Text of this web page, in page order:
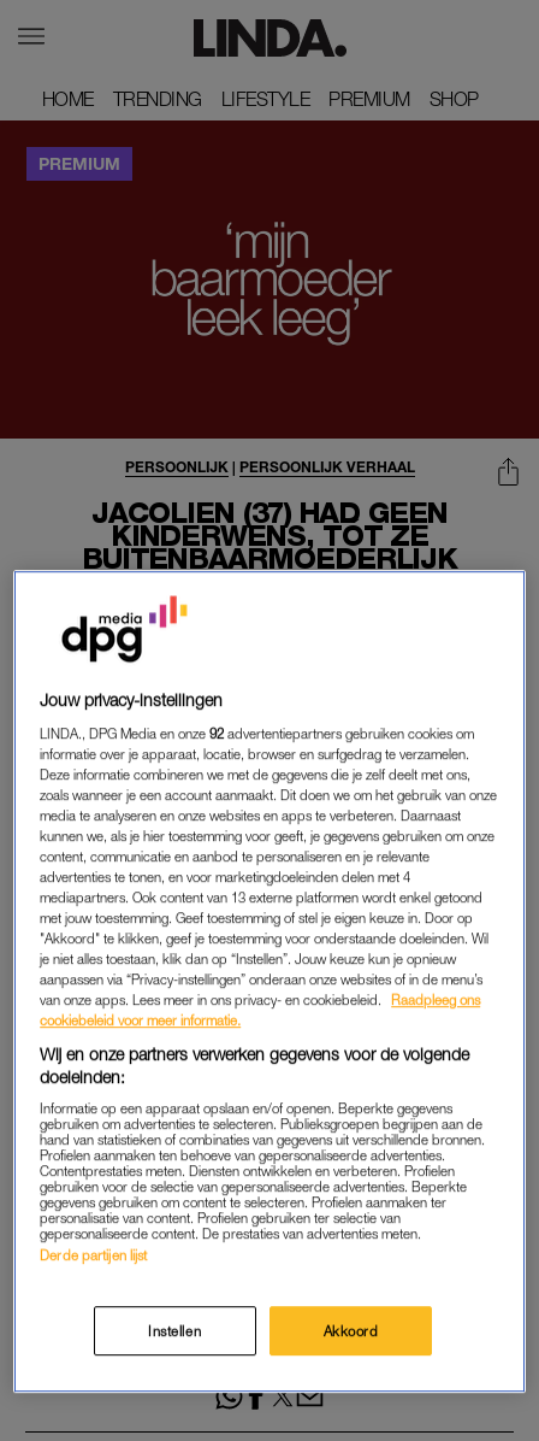
HOME
HOME TRENDING
TRENDING LIFESTYLE
LIFESTYLE PREMIUM
PREMIUM SHOP
SHOP
JACOLIEN (37) HAD GEEN
KINDERWENS, TÓT ZE
BUITENBAARMOEDERLIJK
ZWANGER RAAKTE: 'MOCHT IK
WEL VERDRIETIG ZIJN?'
PERSOONLIJK| PERSOONLIJK VERHAAL
27-05-2025
LEES VERDER MET
PREMIUM
Krijg onbeperkt toegang tot alle
artikelen
Lees LINDA.magazine online
Geniet van te gekke winacties en
lekkere puzzels
Maandelijks opzegbaar
START GRATIS MAAND
Daarna €5,95 per maand
Jouw privacy-instellingen
LINDA., DPG Media en onze92 advertentiepartners gebruiken cookies om
informatie over je apparaat, locatie, browser en surfgedrag te verzamelen.
Deze informatie combineren we met de gegevens die je zelf deelt met ons,
zoals wanneer je een account aanmaakt. Dit doen we om het gebruik van onze
media te analyseren en onze websites en apps te verbeteren. Daarnaast
kunnen we, als je hier toestemming voor geeft, je gegevens gebruiken om onze
content, communicatie en aanbod te personaliseren en je relevante
advertenties te tonen, en voor marketingdoeleinden delen met 4
mediapartners. Ook content van 13 externe platformen wordt enkel getoond
met jouw toestemming. Geef toestemming of stel je eigen keuze in. Door op
"Akkoord" te klikken, geef je toestemming voor onderstaande doeleinden. Wil
je niet alles toestaan, klik dan op “Instellen”. Jouw keuze kun je opnieuw
aanpassen via “Privacy-instellingen” onderaan onze websites of in de menu’s
van onze apps. Lees meer in ons privacy- en cookiebeleid.
Raadpleeg ons
cookiebeleid voor meer informatie.
Wij en onze partners verwerken gegevens voor de volgende
doeleinden:
Informatie op een apparaat opslaan en/of openen. Beperkte gegevens
gebruiken om advertenties te selecteren. Publieksgroepen begrijpen aan de
hand van statistieken of combinaties van gegevens uit verschillende bronnen.
Profielen aanmaken ten behoeve van gepersonaliseerde advertenties.
Contentprestaties meten. Diensten ontwikkelen en verbeteren. Profielen
gebruiken voor de selectie van gepersonaliseerde advertenties. Beperkte
gegevens gebruiken om content te selecteren. Profielen aanmaken ter
personalisatie van content. Profielen gebruiken ter selectie van
gepersonaliseerde content. De prestaties van advertenties meten.
Derde partijen lijst
Instellen Akkoord